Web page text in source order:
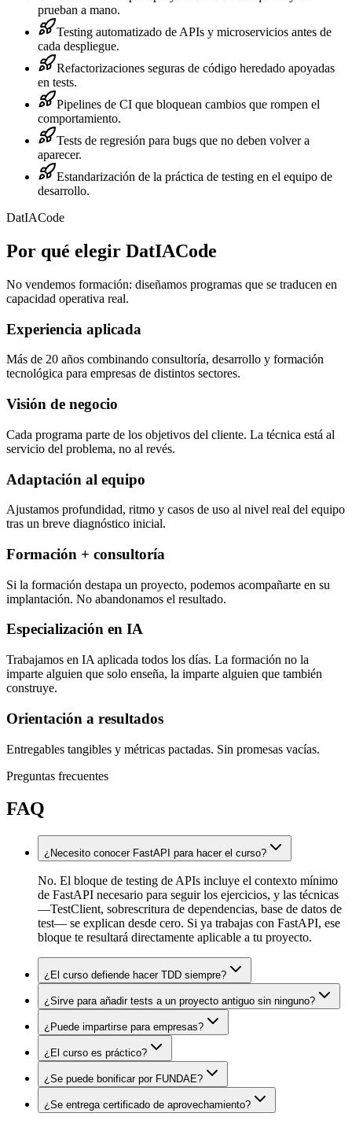
prueban a mano.
Testing automatizado de APIs y microservicios antes de
cada despliegue.
Refactorizaciones seguras de código heredado apoyadas
en tests.
Pipelines de CI que bloquean cambios que rompen el
comportamiento.
Tests de regresión para bugs que no deben volver a
aparecer.
Estandarización de la práctica de testing en el equipo de
desarrollo.
DatIACode
Por qué elegir DatIACode
No vendemos formación: diseñamos programas que se traducen en
capacidad operativa real.
Experiencia aplicada
Más de 20 años combinando consultoría, desarrollo y formación
tecnológica para empresas de distintos sectores.
Visión de negocio
Cada programa parte de los objetivos del cliente. La técnica está al
servicio del problema, no al revés.
Adaptación al equipo
Ajustamos profundidad, ritmo y casos de uso al nivel real del equipo
tras un breve diagnóstico inicial.
Formación + consultoría
Si la formación destapa un proyecto, podemos acompañarte en su
implantación. No abandonamos el resultado.
Especialización en IA
Trabajamos en IA aplicada todos los días. La formación no la
imparte alguien que solo enseña, la imparte alguien que también
construye.
Orientación a resultados
Entregables tangibles y métricas pactadas. Sin promesas vacías.
Preguntas frecuentes
FAQ
¿Necesito conocer FastAPI para hacer el curso?
No. El bloque de testing de APIs incluye el contexto mínimo
de FastAPI necesario para seguir los ejercicios, y las técnicas
—TestClient, sobrescritura de dependencias, base de datos de
test— se explican desde cero. Si ya trabajas con FastAPI, ese
bloque te resultará directamente aplicable a tu proyecto.
¿El curso defiende hacer TDD siempre?
¿Sirve para añadir tests a un proyecto antiguo sin ninguno?
¿Puede impartirse para empresas?
¿El curso es práctico?
¿Se puede bonificar por FUNDAE?
¿Se entrega certificado de aprovechamiento?